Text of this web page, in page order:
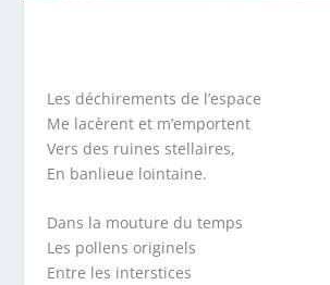
Les déchirements de l’espace
Me lacèrent et m’emportent
Vers des ruines stellaires,
En banlieue lointaine.
Dans la mouture du temps
Les pollens originels
Entre les interstices